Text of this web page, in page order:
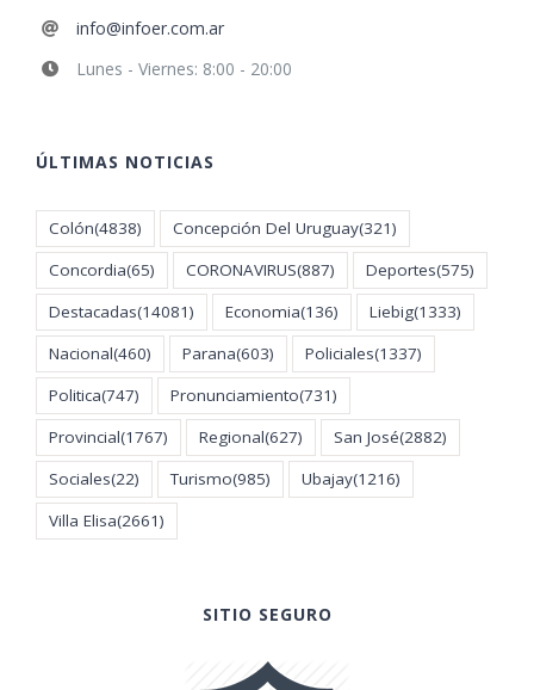
info@infoer.com.ar
Lunes - Viernes: 8:00 - 20:00
ÚLTIMAS NOTICIAS
Colón(4838) Concepción Del Uruguay(321)
Concordia(65) CORONAVIRUS(887) Deportes(575)
Destacadas(14081) Economia(136) Liebig(1333)
Nacional(460) Parana(603) Policiales(1337)
Politica(747) Pronunciamiento(731)
Provincial(1767) Regional(627) San José(2882)
Sociales(22) Turismo(985) Ubajay(1216)
Villa Elisa(2661)
SITIO SEGURO